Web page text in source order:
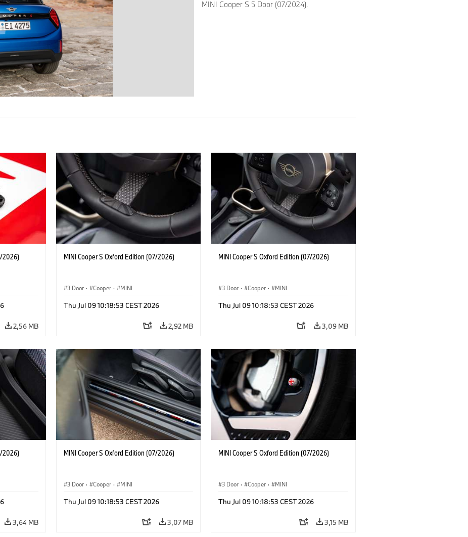
MINI Cooper S 5 Door (07/2024).
2026)
2,56 MB
MINI Cooper S Oxford Edition (07/2026)
3 Door · Cooper · MINI
Thu Jul 09 10:18:53 CEST 2026
2,92 MB
MINI Cooper S Oxford Edition (07/2026)
3 Door · Cooper · MINI
Thu Jul 09 10:18:53 CEST 2026
3,09 MB
2026)
3,64 MB
MINI Cooper S Oxford Edition (07/2026)
3 Door · Cooper · MINI
Thu Jul 09 10:18:53 CEST 2026
3,07 MB
MINI Cooper S Oxford Edition (07/2026)
3 Door · Cooper · MINI
Thu Jul 09 10:18:53 CEST 2026
3,15 MB